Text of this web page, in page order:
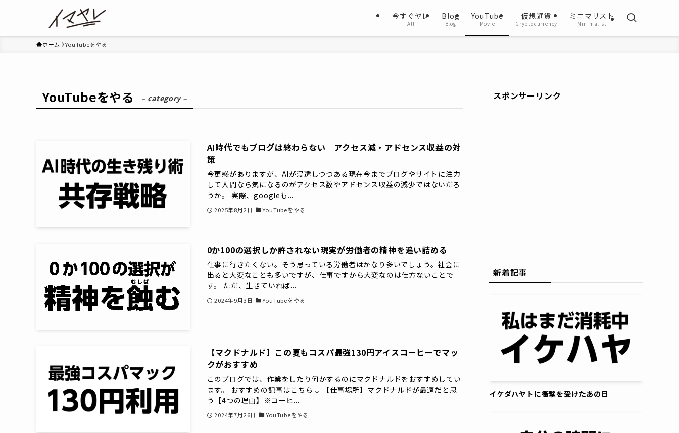
今すぐヤレ
All
Blog
Blog
YouTube
Movie
仮想通貨
Cryptocurrency
ミニマリスト
Minimalist
ホーム YouTubeをやる
YouTubeをやる – category –
AI時代でもブログは終わらない｜アクセス減・アドセンス収益の対
策
今更感がありますが、AIが浸透しつつある現在今までブログやサイトに注力
して人間なら気になるのがアクセス数やアドセンス収益の減少ではないだろ
うか。 実際、googleも...
2025年8月2日 YouTubeをやる
0か100の選択しか許されない現実が労働者の精神を追い詰める
仕事に行きたくない。そう思っている労働者はかなり多いでしょう。社会に
出ると大変なことも多いですが、仕事ですから大変なのは仕方ないことで
す。 ただ、生きていれば...
2024年9月3日 YouTubeをやる
【マクドナルド】この夏もコスパ最強130円アイスコーヒーでマッ
クがおすすめ
このブログでは、作業をしたり何かするのにマクドナルドをおすすめしてい
ます。 おすすめの記事はこちら↓ 【仕事場所】マクドナルドが最適だと思
う【4つの理由】※コーヒ...
2024年7月26日 YouTubeをやる
スポンサーリンク
新着記事
イケダハヤトに衝撃を受けたあの日